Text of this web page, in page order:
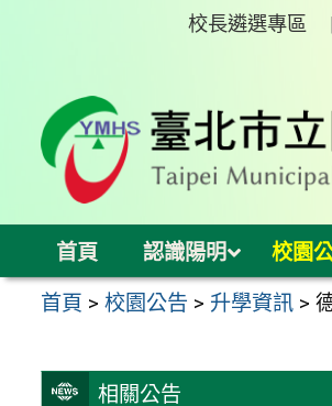
校長遴選專區
首頁 認識陽明 校園
首頁 >校園公告 > 升學資訊 >
相關公告